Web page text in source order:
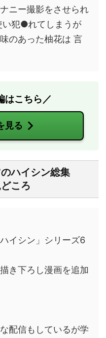
ニー撮影をさせられ
い犯●れてしまうが
のあった柚花は 言
はこちら／
見る
ハイシン総集
ころ
イシン」シリーズ6
き下ろし漫画を追加
配信もしているが学